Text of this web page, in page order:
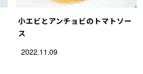
小エビとアンチョビのトマトソー
ス
2022.11.09